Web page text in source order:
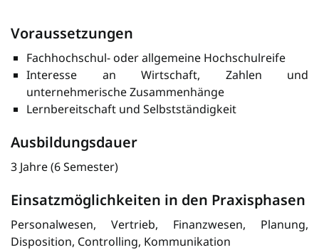
Voraussetzungen
Fachhochschul- oder allgemeine Hochschulreife
Interesse an Wirtschaft, Zahlen und
unternehmerische Zusammenhänge
Lernbereitschaft und Selbstständigkeit
Ausbildungsdauer
3 Jahre (6 Semester)
Einsatzmöglichkeiten in den Praxisphasen
Personalwesen, Vertrieb, Finanzwesen, Planung,
Disposition, Controlling, Kommunikation